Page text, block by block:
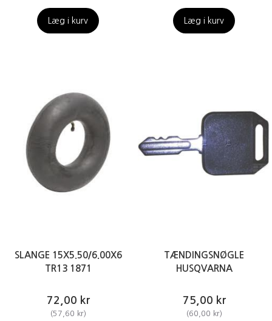
Læg i kurv Læg i kurv
SLANGE 15X5.50/6.00X6
TR13 1871
72,00 kr
(57,60 kr)
TÆNDINGSNØGLE
HUSQVARNA
75,00 kr
(60,00 kr)